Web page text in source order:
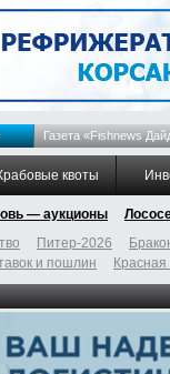
Газета «Fishnews
квоты
— аукционы
Питер-2026
и пошлин